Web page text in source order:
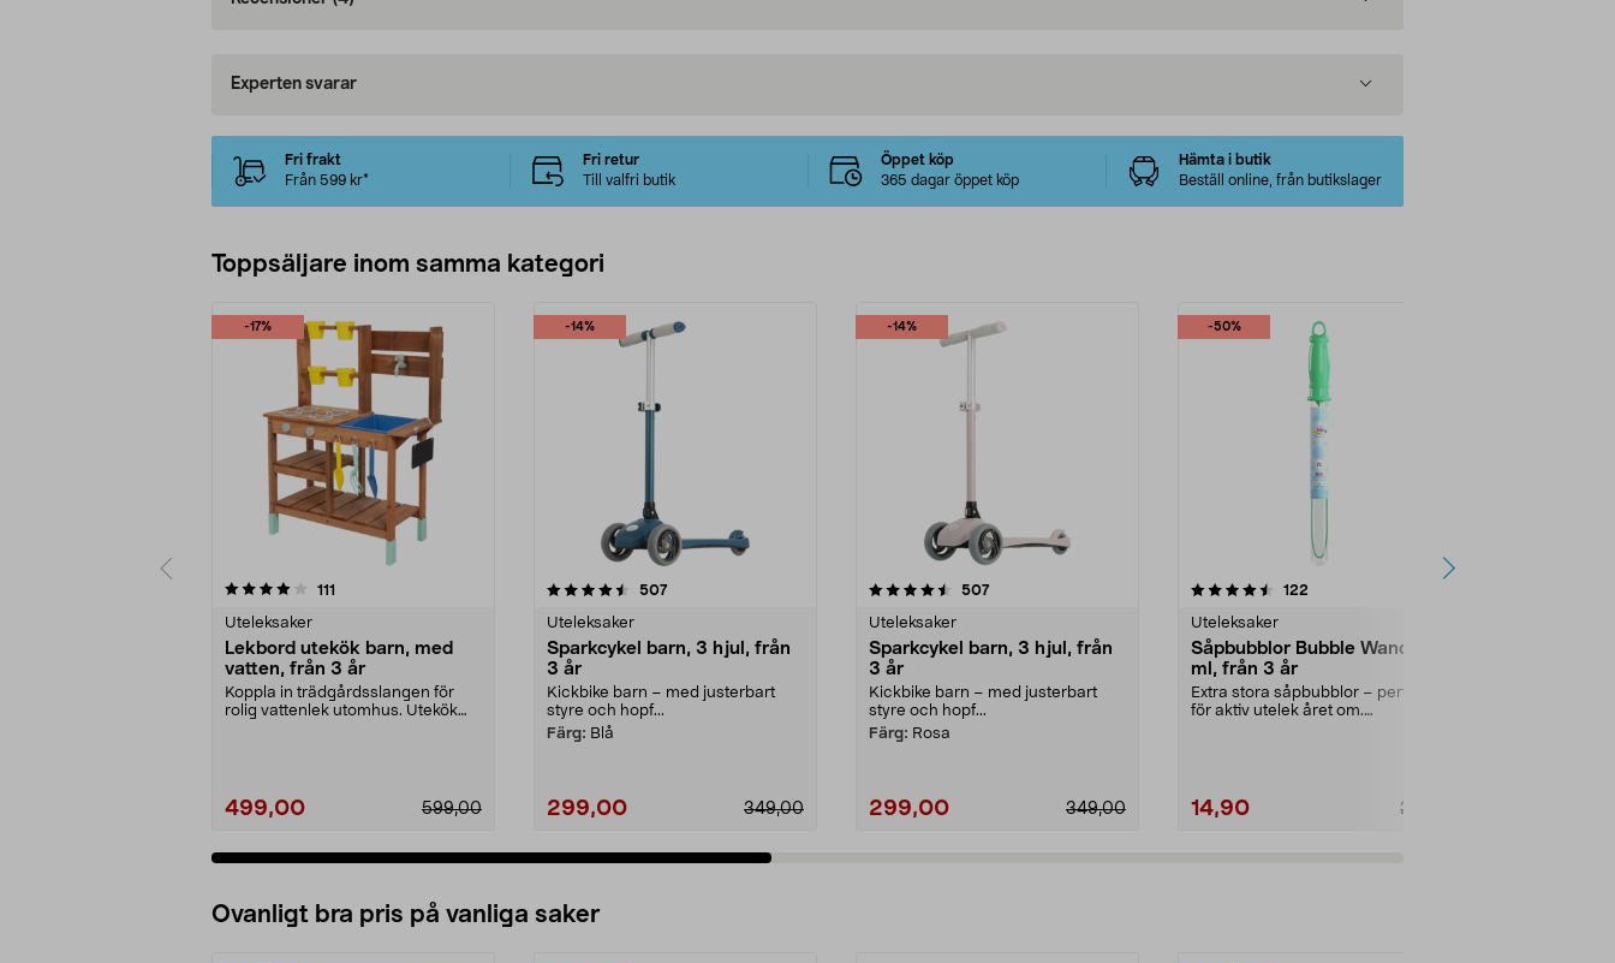
Experten svarar
Fri frakt
Från 599 kr*
Fri retur
Till valfri butik
Öppet köp
365 dagar öppet köp
Hämta i butik
Beställ online, från butikslager
Toppsäljare inom samma kategori
-17%
111
Uteleksaker
Lekbord utekök barn, med
vatten, från 3 år
Koppla in trädgårdsslangen för
rolig vattenlek utomhus. Utekök
499,00 599,00
-14%
4.5 av 5 stjärnor 507recensioner
Uteleksaker
Sparkcykel barn, 3 hjul, från
3 år
Kickbike barn – med justerbart
styre och hopf...
Färg: Blå
299,00 349,00
-14%
4.5 av 5 stjärnor 507recensioner
Uteleksaker
Sparkcykel barn, 3 hjul, från
3 år
Kickbike barn – med justerbart
styre och hopf...
Färg: Rosa
299,00 349,00
-50%
4.5 av 5 stjärnor 122
Uteleksaker
Såpbubblor Bubble Wand 120
ml, från 3 år
Extra stora såpbubblor – perfekt
för aktiv utelek året om.
14,90 29,90
4.5 av 5 stjärnor
Ovanligt bra pris på vanliga saker